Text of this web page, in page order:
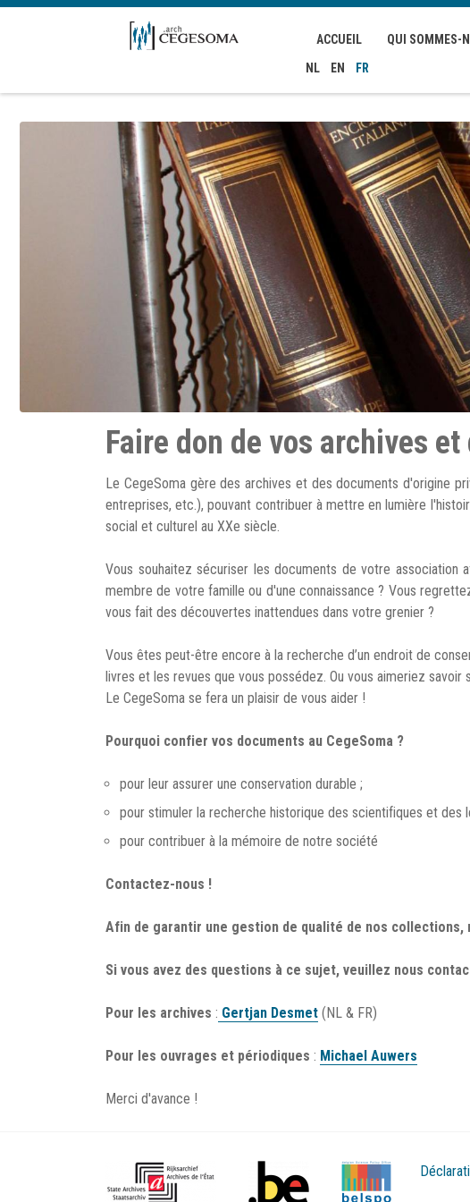
Aller au contenu principal
ACCUEIL QUI SOMMES-
NL
EN FR
Faire don de vos archives
Le CegeSoma gère des archives et des documents d'origine
entreprises, etc.), pouvant contribuer à mettre en lumière
social et culturel au XXe siècle.
Vous souhaitez sécuriser les documents de votre association
membre de votre famille ou d'une connaissance ? Vous
vous fait des découvertes inattendues dans votre grenier ?
Vous êtes peut-être encore à la recherche d’un endroit de
livres et les revues que vous possédez. Ou vous aimeriez savoir
Le CegeSoma se fera un plaisir de vous aider !
Pourquoi confier vos documents au CegeSoma ?
pour leur assurer une conservation durable ;
pour stimuler la recherche historique des scientifiques et des
pour contribuer à la mémoire de notre société
Contactez-nous !
Afin de garantir une gestion de qualité de nos
Si vous avez des questions à ce sujet, veuillez nous
Pour les archives : Gertjan Desmet (NL & FR)
Pour les ouvrages et périodiques : Michael Auwers
Merci d'avance !